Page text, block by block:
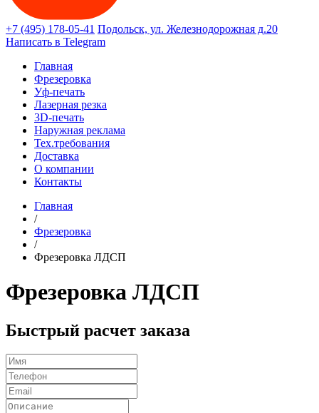
+7 (495) 178-05-41 Подольск, ул. Железнодорожная д.20
Написать в Telegram
Главная
Фрезеровка
Уф-печать
Лазерная резка
3D-печать
Наружная реклама
Тех.требования
Доставка
О компании
Контакты
Главная
/
Фрезеровка
/
Фрезеровка ЛДСП
Фрезеровка ЛДСП
Быстрый расчет заказа